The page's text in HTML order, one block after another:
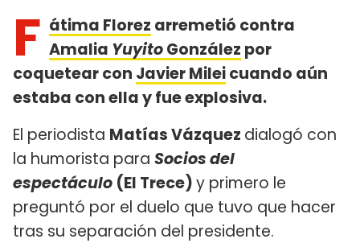
F átima Florez arremetió contra
Amalia YuyitoGonzález por
coquetear con Javier Mileicuando aún
estaba con ella y fue explosiva.
El periodista Matías Vázquez dialogó con
la humorista para Socios del
espectáculo (El Trece)y primero le
preguntó por el duelo que tuvo que hacer
tras su separación del presidente.